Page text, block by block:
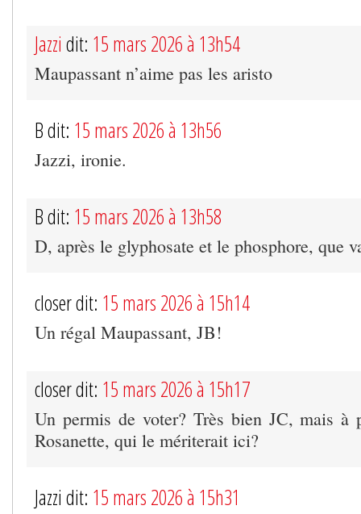
Jazzi dit: 15 mars 2026 à 13h54
Maupassant n’aime pas les aristo
B dit: 15 mars 2026 à 13h56
Jazzi, ironie.
B dit: 15 mars 2026 à 13h58
D, après le glyphosate et le phosphore, que
closer dit: 15 mars 2026 à 15h14
Un régal Maupassant, JB!
closer dit: 15 mars 2026 à 15h17
Un permis de voter? Très bien JC, mais
Rosanette, qui le mériterait ici?
Jazzi dit: 15 mars 2026 à 15h31